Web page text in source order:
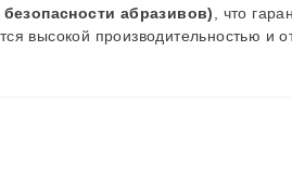
абразивов)
, что
высокой производительностью и